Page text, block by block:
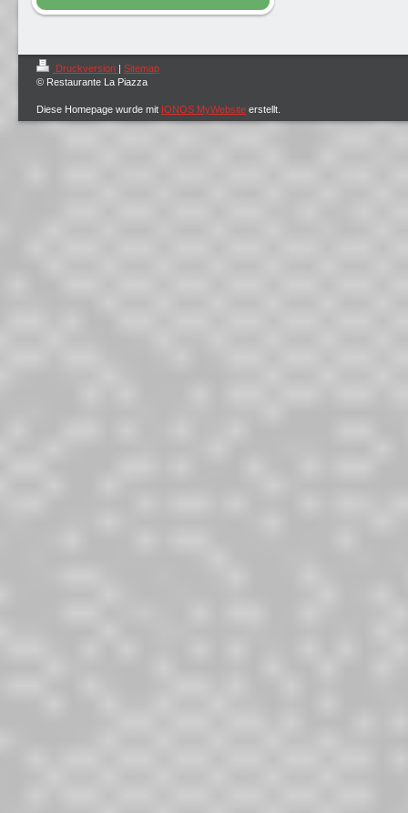
Druckversion | Sitemap
© Restaurante La Piazza
Diese Homepage wurde mit IONOS MyWebsite erstellt.